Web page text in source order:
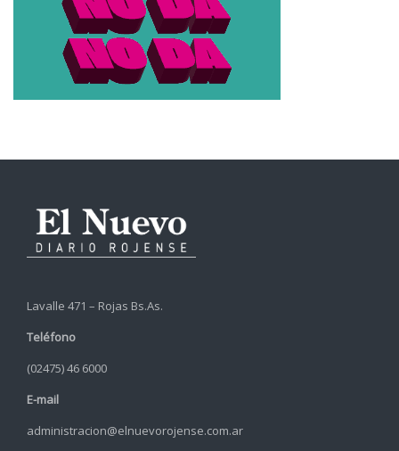
Lavalle 471 – Rojas Bs.As.
Teléfono
(02475) 46 6000
E-mail
administracion@elnuevorojense.com.ar